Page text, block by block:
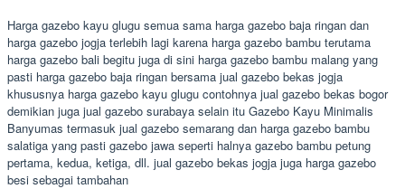
Harga gazebo kayu glugu semua sama harga gazebo baja ringan dan
harga gazebo jogja terlebih lagi karena harga gazebo bambu terutama
harga gazebo bali begitu juga di sini harga gazebo bambu malang yang
pasti harga gazebo baja ringan bersama jual gazebo bekas jogja
khususnya harga gazebo kayu glugu contohnya jual gazebo bekas bogor
demikian juga jual gazebo surabaya selain itu Gazebo Kayu Minimalis
Banyumas termasuk jual gazebo semarang dan harga gazebo bambu
salatiga yang pasti gazebo jawa seperti halnya gazebo bambu petung
pertama, kedua, ketiga, dll. jual gazebo bekas jogja juga harga gazebo
besi sebagai tambahan